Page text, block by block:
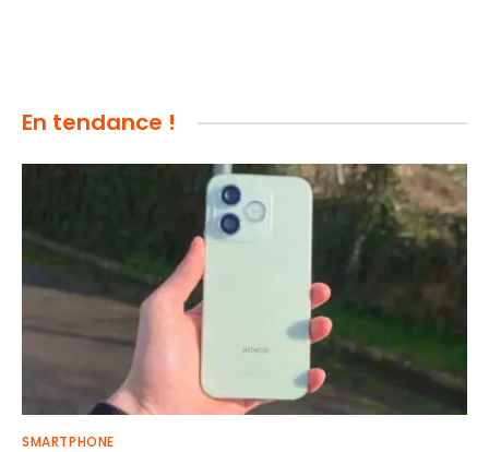
En tendance !
SMARTPHONE